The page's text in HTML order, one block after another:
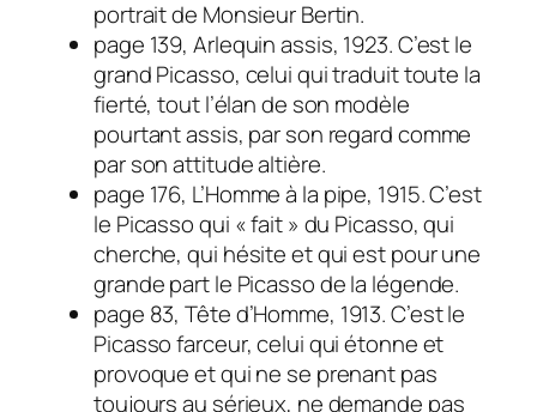
portrait de Monsieur Bertin.
page 139, Arlequin assis, 1923. C’est le
grand Picasso, celui qui traduit toute la
fierté, tout l’élan de son modèle
pourtant assis, par son regard comme
par son attitude altière.
page 176, L’Homme à la pipe, 1915. C’est
le Picasso qui « fait » du Picasso, qui
cherche, qui hésite et qui est pour une
grande part le Picasso de la légende.
page 83, Tête d’Homme, 1913. C’est le
Picasso farceur, celui qui étonne et
provoque et qui ne se prenant pas
toujours au sérieux, ne demande pas